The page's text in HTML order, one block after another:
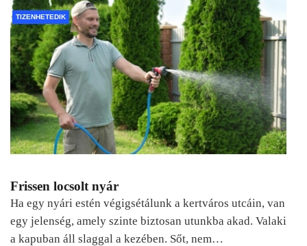
TIZENHETEDIK
Frissen locsolt nyár
Ha egy nyári estén végigsétálunk a kertváros utcáin, van
egy jelenség, amely szinte biztosan utunkba akad. Valaki
a kapuban áll slaggal a kezében. Sőt, nem…